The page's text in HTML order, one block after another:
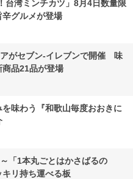
台湾ミンチカツ」8月4日数量限
グルメが登場
がセブン-イレブンで開催 味
商品21品が登場
味わう『和歌山毎度おおきに
「1本丸ごとはかさばるの
リ持ち運べる板